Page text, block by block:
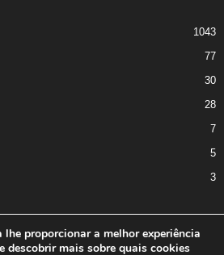
1043
77
30
28
7
5
3
proporcionar a melhor experiência
descobrir mais sobre quais cookies